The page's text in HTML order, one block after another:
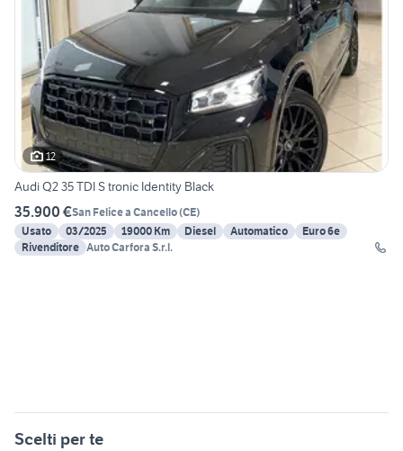
12
Audi Q2 35 TDI S tronic Identity Black
35.900 €San Felice a Cancello(CE)
Usato
03/2025 19000 Km Diesel Automatico
Euro 6e
Rivenditore Auto Carfora S.r.l.
Scelti per te